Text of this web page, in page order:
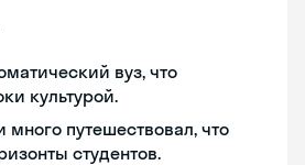
вуз, что
культурой.
много путешествовал, что
студентов.